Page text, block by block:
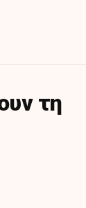
τη